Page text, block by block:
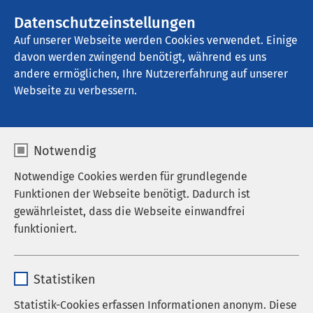
Datenschutzeinstellungen
Auf unserer Webseite werden Cookies verwendet. Einige
davon werden zwingend benötigt, während es uns
andere ermöglichen, Ihre Nutzererfahrung auf unserer
Webseite zu verbessern.
Notwendig
Notwendige Cookies werden für grundlegende
Funktionen der Webseite benötigt. Dadurch ist
gewährleistet, dass die Webseite einwandfrei
funktioniert.
Anbieter sgalinski
Statistiken
Statistik-Cookies erfassen Informationen anonym. Diese
Startseite der AMEOS Gruppe
Mitarbeitenden­magazin